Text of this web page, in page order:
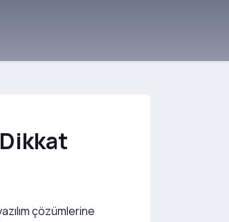
çözümlerine